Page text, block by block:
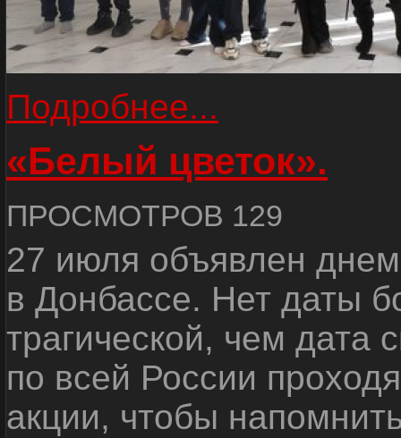
Подробнее...
«Белый цветок».
ПРОСМОТРОВ 129
27 июля объявлен
в Донбассе. Нет даты
трагической, чем дата
по всей России
акции, чтобы